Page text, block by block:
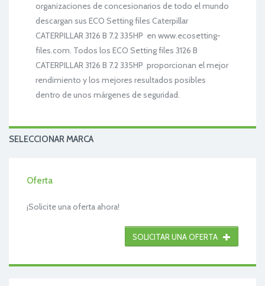
organizaciones de concesionarios de todo el mundo
descargan sus ECO Setting files Caterpillar
CATERPILLAR 3126 B 7.2 335HP en www.ecosetting-
files.com. Todos los ECO Setting files 3126 B
CATERPILLAR 3126 B 7.2 335HP proporcionan el mejor
rendimiento y los mejores resultados posibles
dentro de unos márgenes de seguridad.
SELECCIONAR MARCA
Oferta
¡Solicite una oferta ahora!
SOLICITAR UNA OFERTA